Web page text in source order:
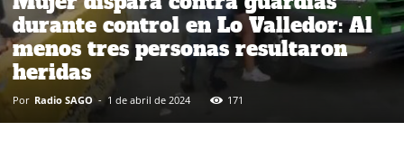
durante control en Lo Valledor: Al
menos tres personas resultaron
heridas
Por Radio SAGO - 1 de abril de 2024 171